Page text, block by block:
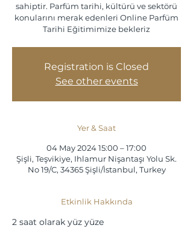
sahiptir. Parfüm tarihi, kültürü ve sektörü
konularını merak edenleri Online Parfüm
Tarihi Eğitimimize bekleriz
Registration is Closed
See other events
Yer & Saat
04 May 2024 15:00 – 17:00
Şişli, Teşvikiye, Ihlamur Nişantaşı Yolu Sk.
No 19/C, 34365 Şişli/İstanbul, Turkey
Etkinlik Hakkında
2 saat olarak yüz yüze